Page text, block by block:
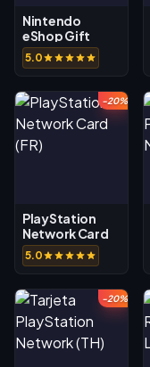
Nintendo
eShop Gift
Card (BR)
5.0
-20%
PlayStation
Network Card
(FR)
5.0
-20%